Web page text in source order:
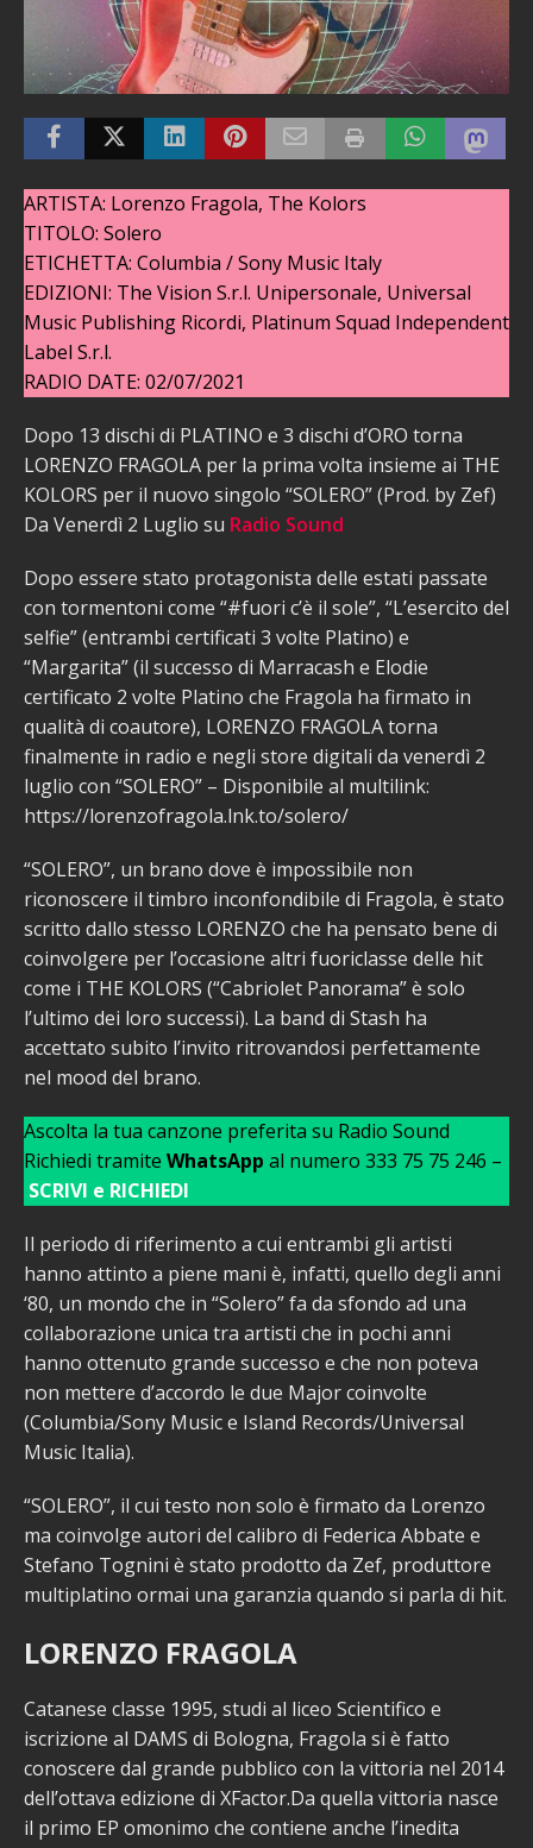
ARTISTA: Lorenzo Fragola, The Kolors
TITOLO: Solero
ETICHETTA: Columbia / Sony Music Italy
EDIZIONI: The Vision S.r.l. Unipersonale, Universal
Music Publishing Ricordi, Platinum Squad Independent
Label S.r.l.
RADIO DATE: 02/07/2021
Dopo 13 dischi di PLATINO e 3 dischi d’ORO torna
LORENZO FRAGOLA per la prima volta insieme ai THE
KOLORS per il nuovo singolo “SOLERO” (Prod. by Zef)
Da Venerdì 2 Luglio su Radio Sound
Dopo essere stato protagonista delle estati passate
con tormentoni come “#fuori c’è il sole”, “L’esercito del
selfie” (entrambi certificati 3 volte Platino) e
“Margarita” (il successo di Marracash e Elodie
certificato 2 volte Platino che Fragola ha firmato in
qualità di coautore), LORENZO FRAGOLA torna
finalmente in radio e negli store digitali da venerdì 2
luglio con “SOLERO” – Disponibile al multilink:
https://lorenzofragola.lnk.to/solero/
“SOLERO”, un brano dove è impossibile non
riconoscere il timbro inconfondibile di Fragola, è stato
scritto dallo stesso LORENZO che ha pensato bene di
coinvolgere per l’occasione altri fuoriclasse delle hit
come i THE KOLORS (“Cabriolet Panorama” è solo
l’ultimo dei loro successi). La band di Stash ha
accettato subito l’invito ritrovandosi perfettamente
nel mood del brano.
Ascolta la tua canzone preferita su Radio Sound
Richiedi tramite WhatsApp al numero 333 75 75 246 –
SCRIVI e RICHIEDI
Il periodo di riferimento a cui entrambi gli artisti
hanno attinto a piene mani è, infatti, quello degli anni
‘80, un mondo che in “Solero” fa da sfondo ad una
collaborazione unica tra artisti che in pochi anni
hanno ottenuto grande successo e che non poteva
non mettere d’accordo le due Major coinvolte
(Columbia/Sony Music e Island Records/Universal
Music Italia).
“SOLERO”, il cui testo non solo è firmato da Lorenzo
ma coinvolge autori del calibro di Federica Abbate e
Stefano Tognini è stato prodotto da Zef, produttore
multiplatino ormai una garanzia quando si parla di hit.
LORENZO FRAGOLA
Catanese classe 1995, studi al liceo Scientifico e
iscrizione al DAMS di Bologna, Fragola si è fatto
conoscere dal grande pubblico con la vittoria nel 2014
dell’ottava edizione di XFactor.Da quella vittoria nasce
il primo EP omonimo che contiene anche l’inedita